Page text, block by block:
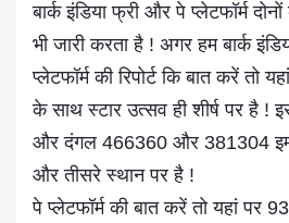
बार्क इंडिया फ्री और पे प्लेटफॉर्म
भी जारी करता है ! अगर हम बार्क
प्लेटफॉर्म की रिपोर्ट कि बात करें तो
के साथ स्टार उत्सव ही शीर्ष पर है !
और दंगल 466360 और 381304
और तीसरे स्थान पर है !
पे प्लेटफॉर्म की बात करें तो यहां पर